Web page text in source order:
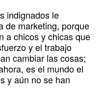
indignados le
de marketing, porque
a chicos y chicas que
y el trabajo
cambiar las cosas;
es el mundo el
y aún no se han